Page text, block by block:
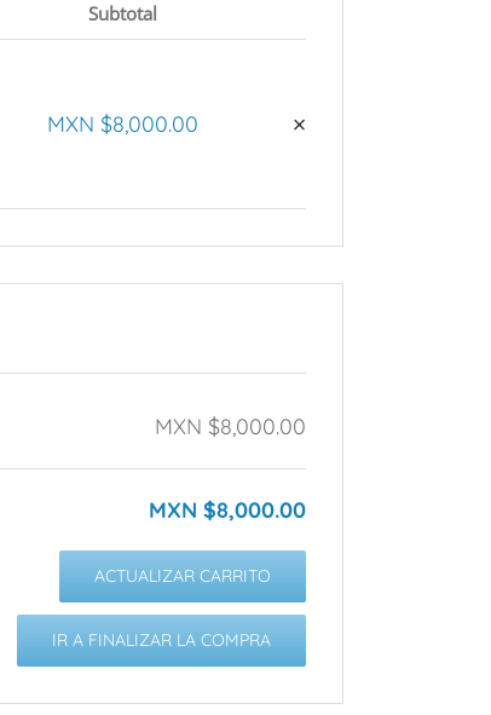
Subtotal
MXN $8,000.00 ×
MXN $8,000.00
MXN $8,000.00
ACTUALIZAR CARRITO
IR A FINALIZAR LA COMPRA